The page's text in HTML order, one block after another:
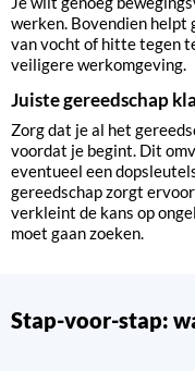
werken. Bovendien helpt
van vocht of hitte tegen
veiligere werkomgeving.
Juiste gereedschap
Zorg dat je al het
voordat je begint. Dit
eventueel een
gereedschap zorgt
verkleint de kans op
moet gaan zoeken.
Stap-voor-stap: